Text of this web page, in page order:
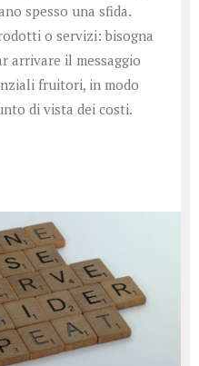
spesso una sfida.
o servizi: bisogna
arrivare il messaggio
fruitori, in modo
di vista dei costi.